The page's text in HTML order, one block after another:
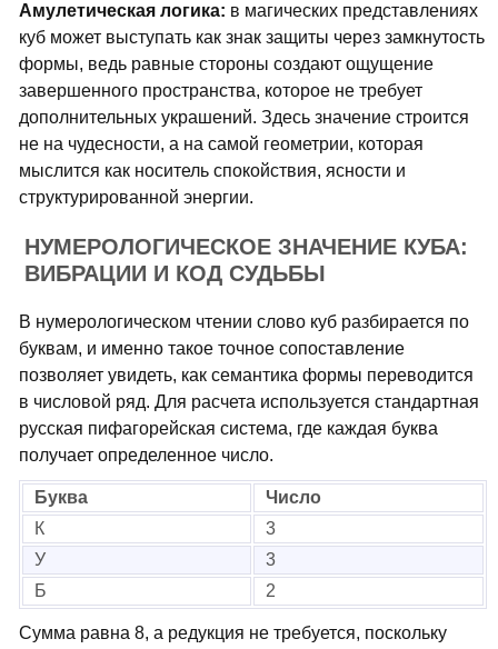
Амулетическая логика: в магических представлениях
куб может выступать как знак защиты через замкнутость
формы, ведь равные стороны создают ощущение
завершенного пространства, которое не требует
дополнительных украшений. Здесь значение строится
не на чудесности, а на самой геометрии, которая
мыслится как носитель спокойствия, ясности и
структурированной энергии.
НУМЕРОЛОГИЧЕСКОЕ ЗНАЧЕНИЕ КУБА:
ВИБРАЦИИ И КОД СУДЬБЫ
В нумерологическом чтении слово куб разбирается по
буквам, и именно такое точное сопоставление
позволяет увидеть, как семантика формы переводится
в числовой ряд. Для расчета используется стандартная
русская пифагорейская система, где каждая буква
получает определенное число.
Буква
Число
К
3
У
3
Б
2
Сумма равна 8, а редукция не требуется, поскольку